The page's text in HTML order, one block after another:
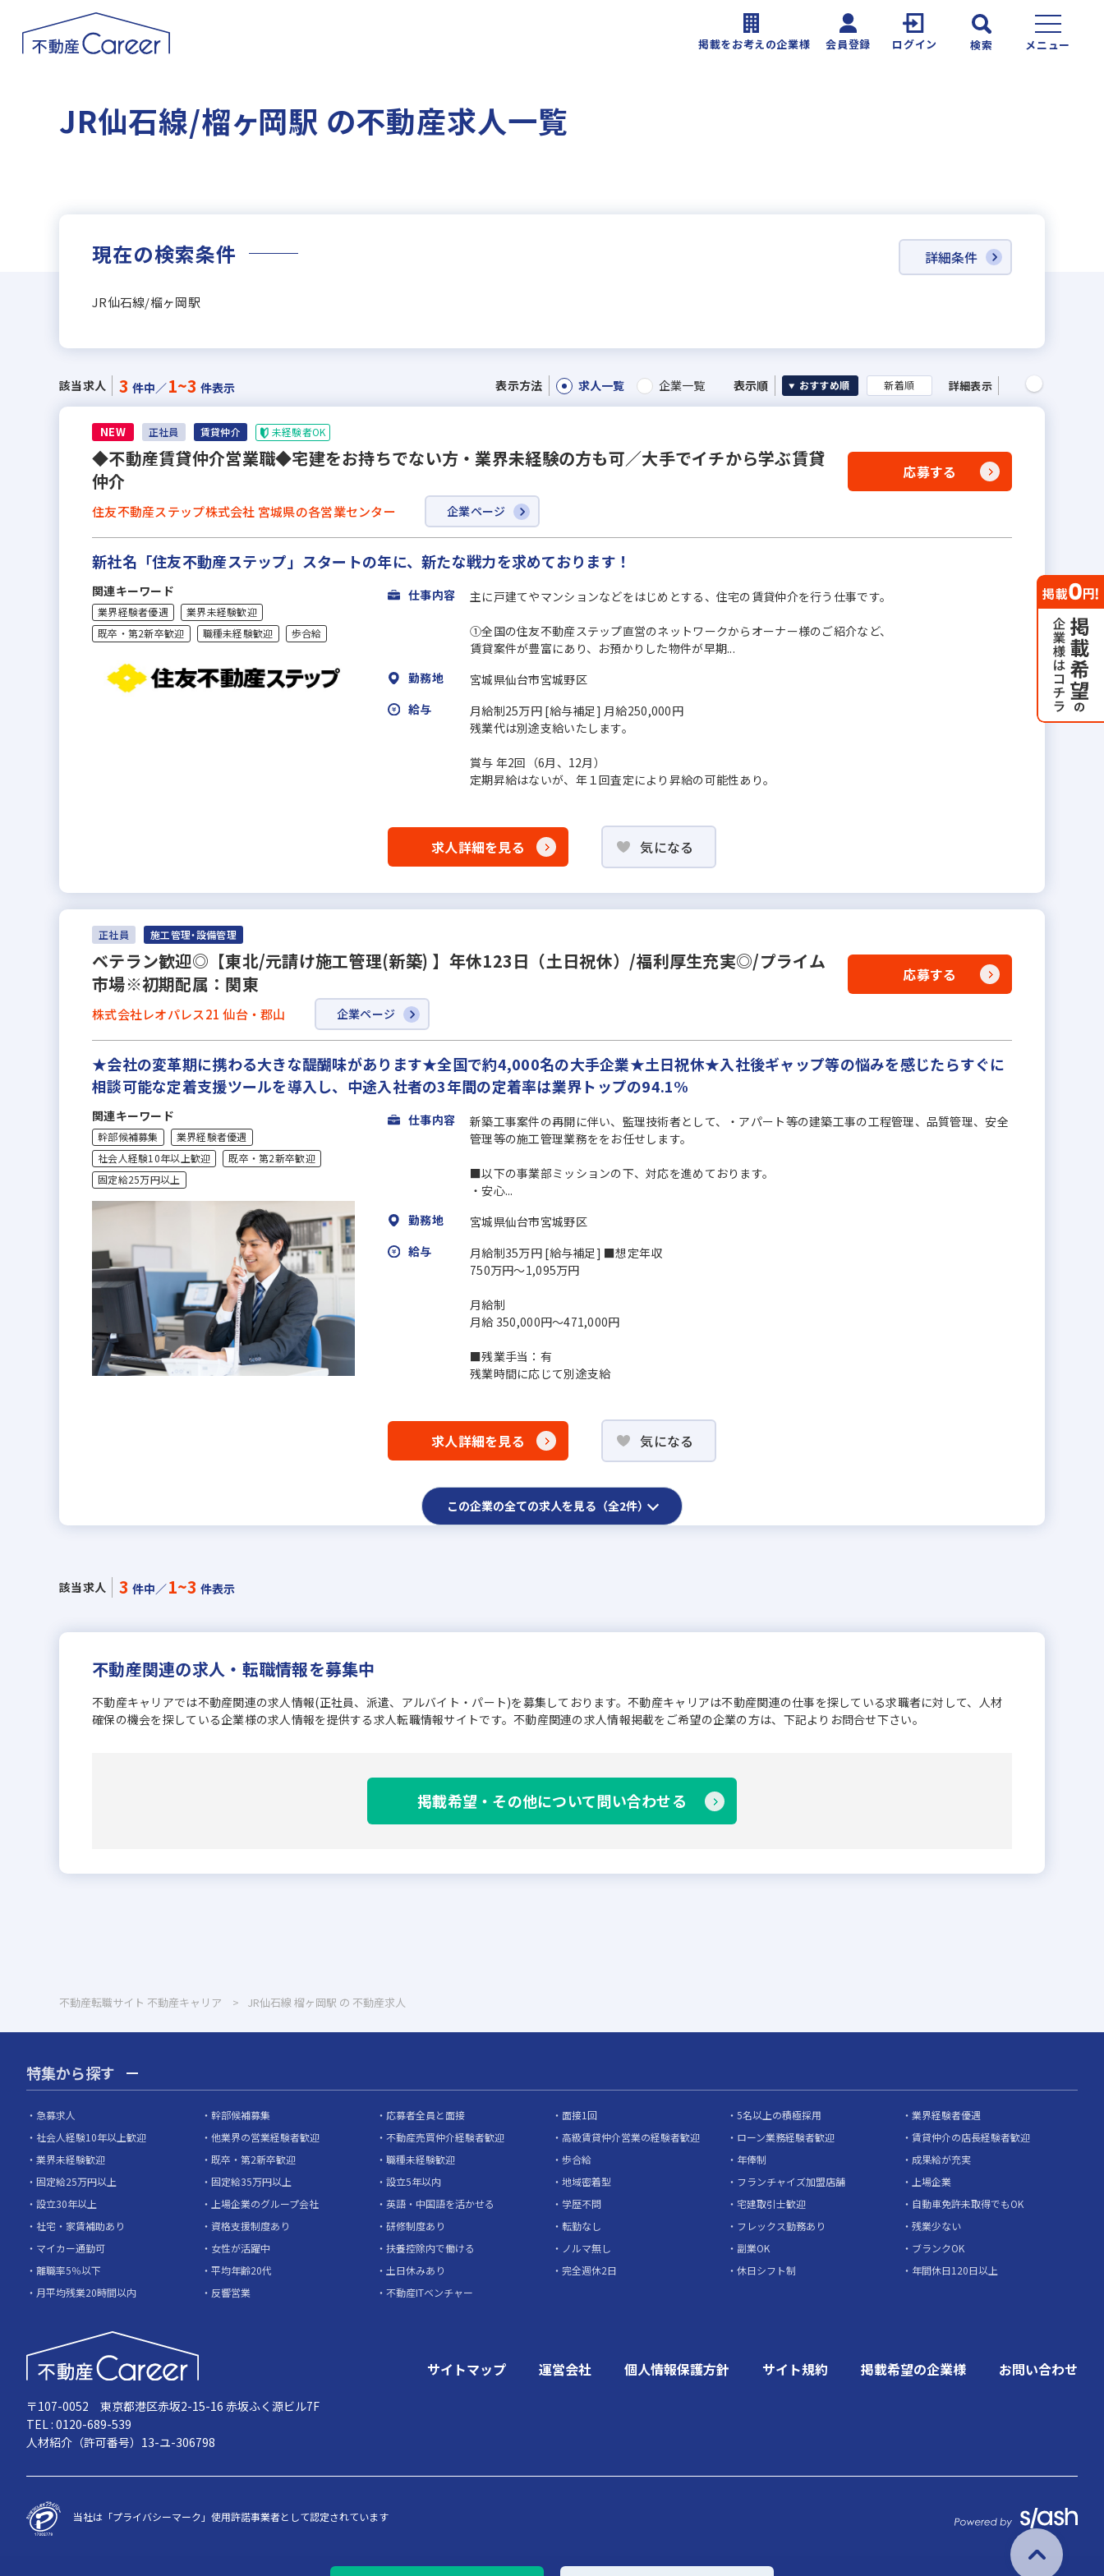
掲載をお考えの企業様 会員登録 ログイン 検索 メニュー
JR仙石線/榴ヶ岡駅 の不動産求人一覧
現在の検索条件
JR仙石線/榴ヶ岡駅
詳細条件
該当求人 3 件中／1~3 件表示 表示方法 求人一覧 企業一覧 表示順 おすすめ順 新着順 詳細表示
NEW 正社員 賃貸仲介 未経験者OK
◆不動産賃貸仲介営業職◆宅建をお持ちでない⽅・業界未経験の⽅も可／⼤⼿でイチから学ぶ賃貸
仲介
応募する
住友不動産ステップ株式会社 宮城県の各営業センター 企業ページ
新社名「住友不動産ステップ」スタートの年に、新たな戦力を求めております！
関連キーワード
業界経験者優遇
業界未経験歓迎
既卒・第2新卒歓迎
職種未経験歓迎 歩合給
仕事内容 主に⼾建てやマンションなどをはじめとする、住宅の賃貸仲介を⾏う仕事です。
①全国の住友不動産ステップ直営のネットワークからオーナー様のご紹介など、
賃貸案件が豊富にあり、お預かりした物件が早期...
勤務地
宮城県仙台市宮城野区
給与
月給制25万円 [給与補足] ⽉給250,000円
残業代は別途支給いたします。
賞与 年2回（6⽉、12⽉）
定期昇給はないが、年１回査定により昇給の可能性あり。
求人詳細を見る 気になる
正社員 施工管理・設備管理
ベテラン歓迎◎【東北/元請け施工管理(新築) 】年休123日（土日祝休）/福利厚生充実◎/プライム
市場※初期配属：関東
応募する
株式会社レオパレス21 仙台・郡山 企業ページ
★会社の変革期に携わる大きな醍醐味があります★全国で約4,000名の大手企業★土日祝休★入社後ギャップ等の悩みを感じたらすぐに
相談可能な定着支援ツールを導入し、中途入社者の3年間の定着率は業界トップの94.1%
関連キーワード
幹部候補募集
業界経験者優遇
社会人経験10年以上歓迎
既卒・第2新卒歓迎
固定給25万円以上
仕事内容
新築工事案件の再開に伴い、監理技術者として、・アパート等の建築工事の工程管理、品質管理、安全
管理等の施工管理業務ををお任せします。
■以下の事業部ミッションの下、対応を進めております。
・安心...
勤務地
宮城県仙台市宮城野区
給与
月給制35万円 [給与補足] ■想定年収
750万円～1,095万円
月給制
月給 350,000円～471,000円
■残業手当：有
残業時間に応じて別途支給
求人詳細を見る 気になる
この企業の全ての求人を見る（全2件）
該当求人 3 件中／1~3 件表示
不動産関連の求人・転職情報を募集中
不動産キャリアでは不動産関連の求人情報(正社員、派遣、アルバイト・パート)を募集しております。不動産キャリアは不動産関連の仕事を探している求職者に対して、人材
確保の機会を探している企業様の求人情報を提供する求人転職情報サイトです。不動産関連の求人情報掲載をご希望の企業の方は、下記よりお問合せ下さい。
掲載希望・その他について問い合わせる
不動産転職サイト 不動産キャリア JR仙石線 榴ヶ岡駅 の 不動産求人
特集から探す
急募求人 幹部候補募集 応募者全員と面接 面接1回 5名以上の積極採用
業界経験者優遇
社会人経験10年以上歓迎
他業界の営業経験者歓迎 不動産売買仲介経験者歓迎 高級賃貸仲介営業の経験者歓迎 ローン業務経験者歓迎
賃貸仲介の店長経験者歓迎
業界未経験歓迎
既卒・第2新卒歓迎 職種未経験歓迎 歩合給 年俸制
成果給が充実
固定給25万円以上
固定給35万円以上 設立5年以内 地域密着型 フランチャイズ加盟店舗
上場企業
設立30年以上
上場企業のグループ会社 英語・中国語を活かせる 学歴不問 宅建取引士歓迎
自動車免許未取得でもOK
社宅・家賃補助あり
資格支援制度あり 研修制度あり 転勤なし フレックス勤務あり
残業少ない
マイカー通勤可
女性が活躍中 扶養控除内で働ける ノルマ無し 副業OK
ブランクOK
離職率5％以下
平均年齢20代 土日休みあり 完全週休2日 休日シフト制
年間休日120日以上
月平均残業20時間以内
反響営業 不動産ITベンチャー
サイトマップ 運営会社 個人情報保護方針 サイト規約 掲載希望の企業様 お問い合わせ
〒107-0052 東京都港区赤坂2-15-16 赤坂ふく源ビル7F
TEL : 0120-689-539
人材紹介（許可番号）13-ユ-306798
当社は「プライバシーマーク」使用許諾事業者として認定されています